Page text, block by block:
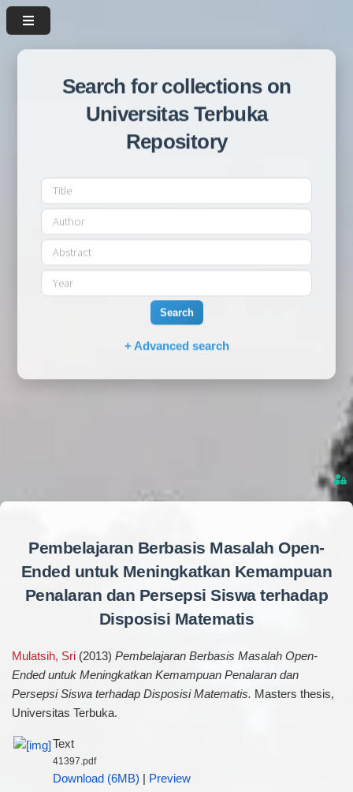
Search for collections on
Universitas Terbuka
Repository
Search
+ Advanced search
Pembelajaran Berbasis Masalah Open-
Ended untuk Meningkatkan Kemampuan
Penalaran dan Persepsi Siswa terhadap
Disposisi Matematis
Mulatsih, Sri(2013) Pembelajaran Berbasis Masalah Open-
Ended untuk Meningkatkan Kemampuan Penalaran dan
Persepsi Siswa terhadap Disposisi Matematis. Masters thesis,
Universitas Terbuka.
Text
41397.pdf
Download (6MB) Preview